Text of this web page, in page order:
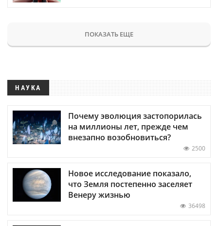
ПОКАЗАТЬ ЕЩЕ
НАУКА
Почему эволюция застопорилась
на миллионы лет, прежде чем
внезапно возобновиться?
2500
Новое исследование показало,
что Земля постепенно заселяет
Венеру жизнью
36498